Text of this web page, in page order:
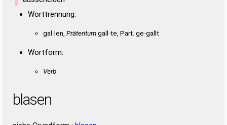
Worttrennung:
gal·len, Präteritumgall·te, Part. ge·gallt
Wortform:
Verb
blasen